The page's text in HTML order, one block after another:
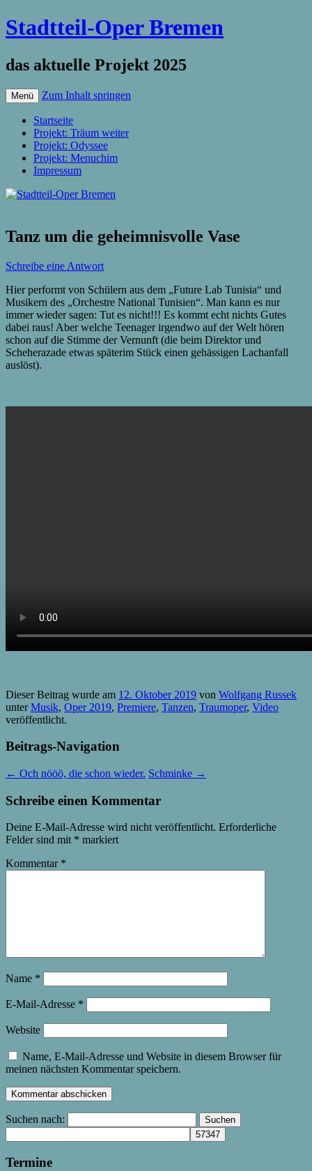
Stadtteil-Oper Bremen
das aktuelle Projekt 2025
Menü Zum Inhalt springen
Startseite
Projekt: Träum weiter
Projekt: Odyssee
Projekt: Menuchim
Impressum
Tanz um die geheimnisvolle Vase
Schreibe eine Antwort
Hier performt von Schülern aus dem „Future Lab Tunisia“ und
Musikern des „Orchestre National Tunisien“. Man kann es nur
immer wieder sagen: Tut es nicht!!! Es kommt echt nichts Gutes
dabei raus! Aber welche Teenager irgendwo auf der Welt hören
schon auf die Stimme der Vernunft (die beim Direktor und
Scheherazade etwas späterim Stück einen gehässigen Lachanfall
auslöst).
Dieser Beitrag wurde am 12. Oktober 2019 von Wolfgang Russek
unterMusik, Oper 2019, Premiere, Tanzen, Traumoper, Video
veröffentlicht.
Beitrags-Navigation
← Och nööö, die schon wieder. Schminke →
Schreibe einen Kommentar
Deine E-Mail-Adresse wird nicht veröffentlicht. Erforderliche
Felder sind mit * markiert
Kommentar *
Name *
E-Mail-Adresse *
Website
Name, E-Mail-Adresse und Website in diesem Browser für
meinen nächsten Kommentar speichern.
Suchen nach:
Termine